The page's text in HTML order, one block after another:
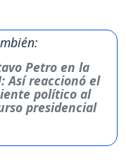
Petro en la
Así reaccionó el
político al
presidencial